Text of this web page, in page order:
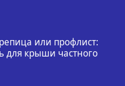
или профлист:
для крыши частного